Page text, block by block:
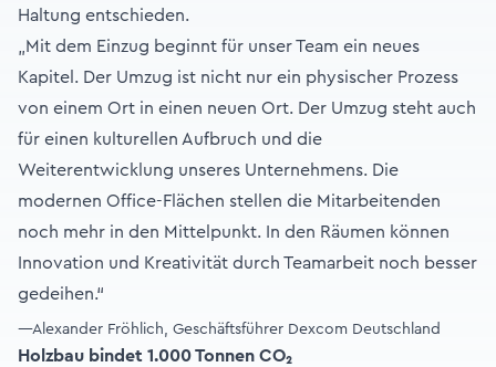
Haltung entschieden.
„Mit dem Einzug beginnt für unser Team ein neues
Kapitel. Der Umzug ist nicht nur ein physischer Prozess
von einem Ort in einen neuen Ort. Der Umzug steht auch
für einen kulturellen Aufbruch und die
Weiterentwicklung unseres Unternehmens. Die
modernen Office-Flächen stellen die Mitarbeitenden
noch mehr in den Mittelpunkt. In den Räumen können
Innovation und Kreativität durch Teamarbeit noch besser
gedeihen.“
—Alexander Fröhlich, Geschäftsführer Dexcom Deutschland
Holzbau bindet 1.000 Tonnen CO₂